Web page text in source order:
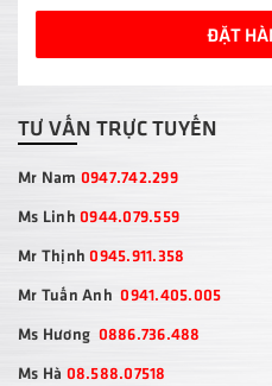
ĐẶT
TƯ VẤN TRỰC TUYẾN
Mr Nam 0947.742.299
Ms Linh 0944.079.559
Mr Thịnh0945.911.358
Mr Tuấn Anh0941.405.005
Ms Hương 0886.736.488
Ms Hà 08.588.07518